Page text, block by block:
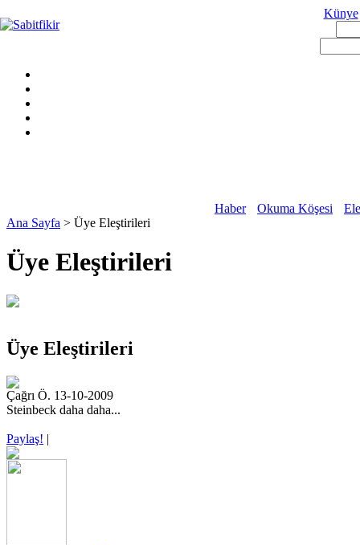
Künye
Haber Okuma Köşesi
Ana Sayfa > Üye Eleştirileri
Üye Eleştirileri
Üye Eleştirileri
Çağrı Ö. 13-10-2009
Steinbeck daha daha...
Paylaş! |